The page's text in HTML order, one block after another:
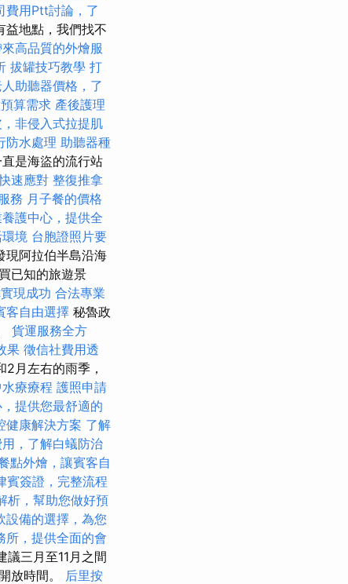
費用Ptt討論，了
益地點，我們找不
高品質的外燴服
拔罐技巧教學 打
助聽器價格，了
算需求 產後護理
非侵入式拉提肌
防水處理 助聽器種
是海盜的流行站
速應對 整復推拿
務 月子餐的價格
護中心，提供全
境 台胞證照片要
現阿拉伯半島沿海
已知的旅遊景
現成功 合法專業
客自由選擇 秘魯政
貨運服務全方
果 徵信社費用透
2月左右的雨季，
療療程 護照申請
提供您最舒適的
健康解決方案 了解
，了解白蟻防治
點外燴，讓賓客自
賓簽證，完整流程
析，幫助您做好預
設備的選擇，為您
所，提供全面的會
議三月至11月之間
放時間。 后里按